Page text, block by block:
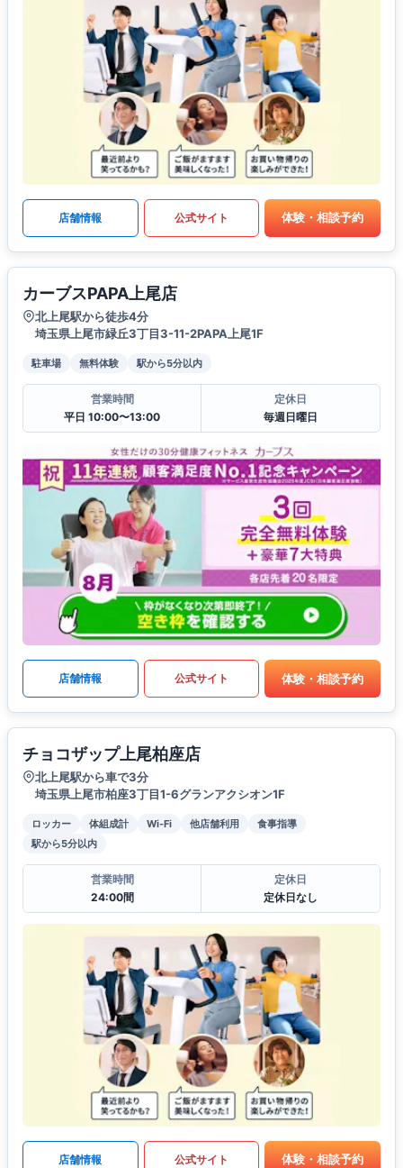
店舗情報 公式サイト 体験・相談予約
カーブスPAPA上尾店
北上尾駅から徒歩4分
埼玉県上尾市緑丘3丁目3-11-2PAPA上尾1F
駐車場 無料体験 駅から5分以内
営業時間
平日 10:00〜13:00
定休日
毎週日曜日
店舗情報 公式サイト 体験・相談予約
チョコザップ上尾柏座店
北上尾駅から車で3分
埼玉県上尾市柏座3丁目1-6グランアクシオン1F
ロッカー 体組成計 Wi-Fi 他店舗利用
食事指導
駅から5分以内
営業時間
24:00間
定休日
定休日なし
店舗情報 公式サイト 体験・相談予約